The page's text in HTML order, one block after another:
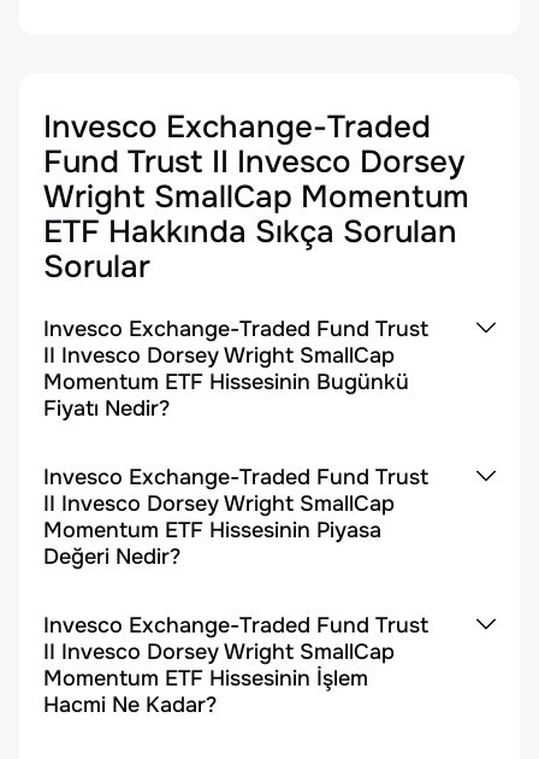
Invesco Exchange-Traded
Fund Trust II Invesco Dorsey
Wright SmallCap Momentum
ETF Hakkında Sıkça Sorulan
Sorular
Invesco Exchange-Traded Fund Trust
II Invesco Dorsey Wright SmallCap
Momentum ETF Hissesinin Bugünkü
Fiyatı Nedir?
Invesco Exchange-Traded Fund Trust
II Invesco Dorsey Wright SmallCap
Momentum ETF Hissesinin Piyasa
Değeri Nedir?
Invesco Exchange-Traded Fund Trust
II Invesco Dorsey Wright SmallCap
Momentum ETF Hissesinin İşlem
Hacmi Ne Kadar?